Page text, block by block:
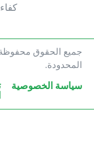
المحدودة.
سياسة الخصوصية